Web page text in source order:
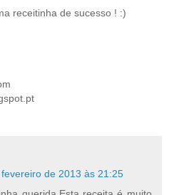
receitinha de sucesso ! :)
de 2013 às 21:25